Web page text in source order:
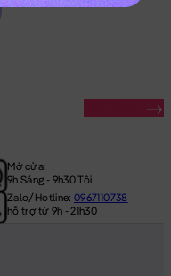
Mở cửa:
9h Sáng - 9h30 Tối
Zalo/Hotline:0967110738
hỗ trợ từ 9h - 21h30